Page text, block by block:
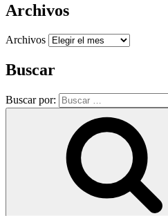
Archivos
Archivos
Buscar
Buscar por: